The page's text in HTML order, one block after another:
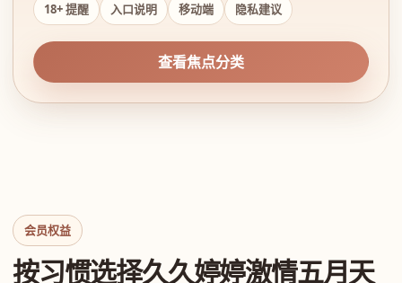
18+ 提醒 入口说明 移动端 隐私建议
查看焦点分类
会员权益
按习惯选择久久婷婷激情五月天